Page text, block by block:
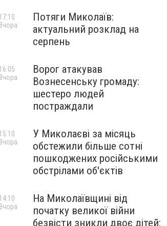
Потяги Миколаїв:
актуальний розклад на
серпень
17:10
Вчора
Ворог атакував
Вознесенську громаду:
шестеро людей
постраждали
16:05
Вчора
У Миколаєві за місяць
обстежили більше сотні
пошкоджених російськими
обстрілами об'єктів
15:10
Вчора
На Миколаївщині від
початку великої війни
безвісти зникли двоє дітей:
14:10
Вчора